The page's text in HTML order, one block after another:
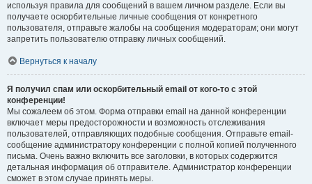
используя правила для сообщений в вашем личном разделе. Если вы
получаете оскорбительные личные сообщения от конкретного
пользователя, отправьте жалобы на сообщения модераторам; они могут
запретить пользователю отправку личных сообщений.
Вернуться к началу
Я получил спам или оскорбительный email от кого-то с этой
конференции!
Мы сожалеем об этом. Форма отправки email на данной конференции
включает меры предосторожности и возможность отслеживания
пользователей, отправляющих подобные сообщения. Отправьте email-
сообщение администратору конференции с полной копией полученного
письма. Очень важно включить все заголовки, в которых содержится
детальная информация об отправителе. Администратор конференции
сможет в этом случае принять меры.